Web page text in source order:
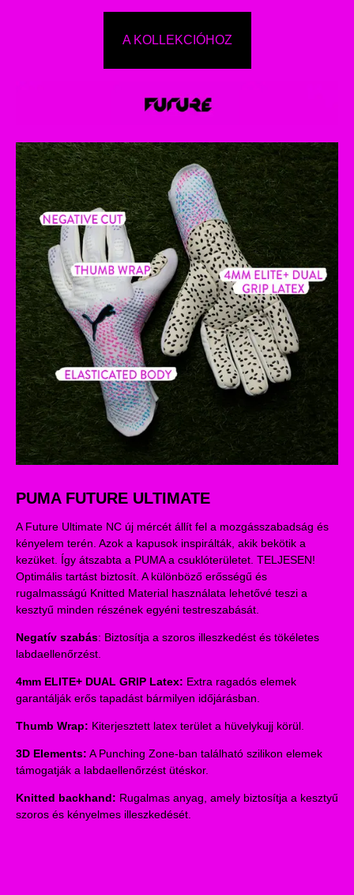
A KOLLEKCIÓHOZ
PUMA FUTURE ULTIMATE
A Future Ultimate NC új mércét állít fel a mozgásszabadság és
kényelem terén. Azok a kapusok inspirálták, akik bekötik a
kezüket. Így átszabta a PUMA a csuklóterületet. TELJESEN!
Optimális tartást biztosít. A különböző erősségű és
rugalmasságú Knitted Material használata lehetővé teszi a
kesztyű minden részének egyéni testreszabását.
Negatív szabás: Biztosítja a szoros illeszkedést és tökéletes
labdaellenőrzést.
4mm ELITE+ DUAL GRIP Latex: Extra ragadós elemek
garantálják erős tapadást bármilyen időjárásban.
Thumb Wrap: Kiterjesztett latex terület a hüvelykujj körül.
3D Elements: A Punching Zone-ban található szilikon elemek
támogatják a labdaellenőrzést ütéskor.
Knitted backhand: Rugalmas anyag, amely biztosítja a kesztyű
szoros és kényelmes illeszkedését.